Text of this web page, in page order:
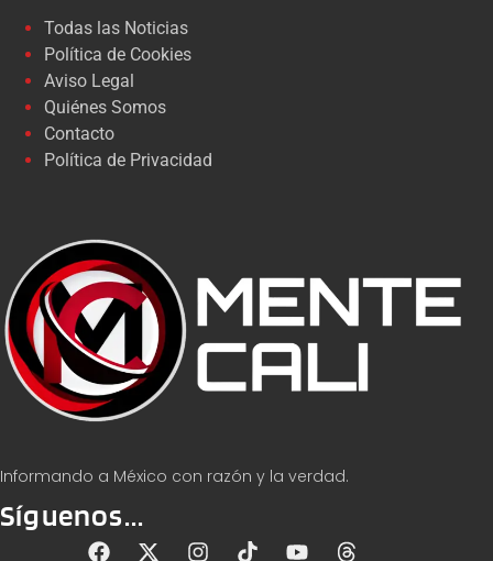
Informando a México con razón y la verdad.
Síguenos...
Todas las Noticias
Política de Cookies
Aviso Legal
Quiénes Somos
Contacto
Política de Privacidad